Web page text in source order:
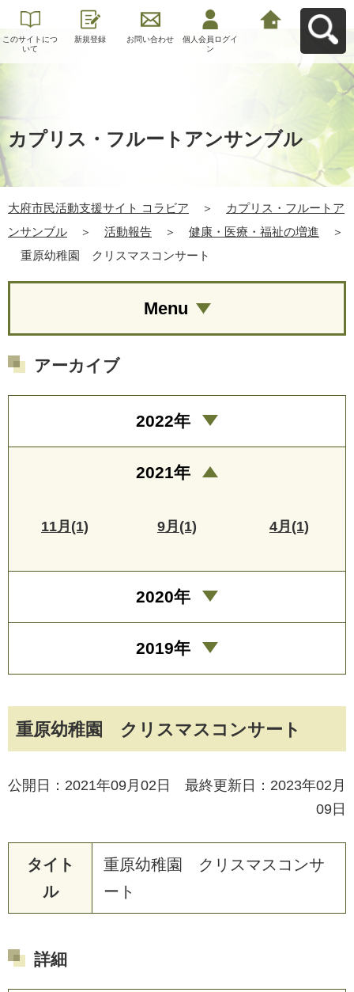
このサイトにつ
いて
新規登録 お問い合わせ
個人会員ログイ
ン
カプリス・フルートアンサンブル
大府市民活動支援サイト コラビア ＞
カプリス・フルートア
ンサンブル
＞ 活動報告 ＞ 健康・医療・福祉の増進
＞
重原幼稚園 クリスマスコンサート
重原幼稚園 クリスマスコンサート
公開日：2021年09月02日 最終更新日：2023年02月
09日
タイト
ル
重原幼稚園 ク リ スマ ス コ ンサ
ー ト
詳細
Menu
アーカイブ
2022年
2021年
11月(1) 9月(1) 4月(1)
2020年
2019年